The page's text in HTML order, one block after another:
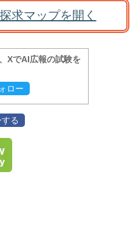
求マップを開く
XでAI広報の試験を
ロー
る